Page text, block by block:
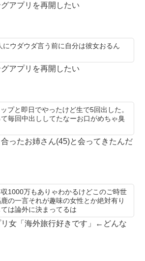
アプリを再開したい
ウダウダ言う前に自分は彼女おるん
アプリを再開したい
プと即日でやったけど生で5回出した。
毎回中出ししてたなーお口がめちゃ臭
ったお姉さん(45)と会ってきたんだ
1000万もありゃわかるけどこのご時世
の一言それが趣味の女性とか絶対有り
は論外に決まってるは
女「海外旅行好きです」←どんな